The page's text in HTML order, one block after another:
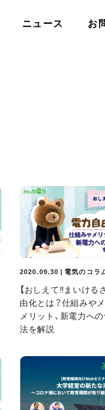
ニュース お
2020.09.30 | 電気のコラ
【おしえて‼まいける
由化とは？仕組みや
メリット、新電力へ
法を解説